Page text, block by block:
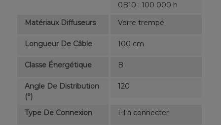
0B10 : 100 000 h
Matériaux Diffuseurs
Verre trempé
Longueur De Câble 100 cm
Classe Énergétique B
Angle De Distribution
(°)
120
Type De Connexion Fil à connecter